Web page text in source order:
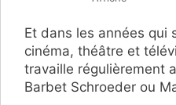
Et dans les années qui
cinéma, théâtre et
travaille régulièrement
Barbet Schroeder ou